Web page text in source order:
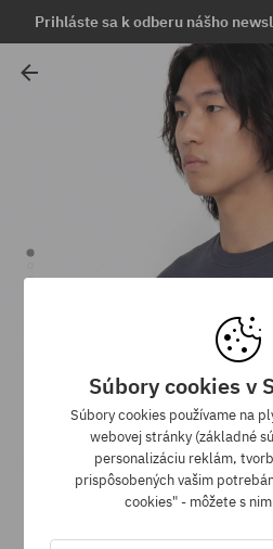
Prihláste sa k odberu nášho
Súbory cookies v
Súbory cookies používame na
webovej stránky (základné
personalizáciu reklám,
prispôsobených vašim
cookies" - môžete s